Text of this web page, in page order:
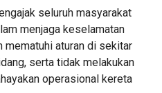
seluruh masyarakat
menjaga keselamatan
mematuhi aturan di sekitar
serta tidak melakukan
operasional kereta